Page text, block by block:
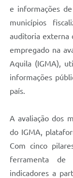
e informações
municípios
auditoria externa
empregado na
Aquila (IGMA),
informações
país.
A avaliação dos
do IGMA,
Com cinco
ferramenta de
indicadores a